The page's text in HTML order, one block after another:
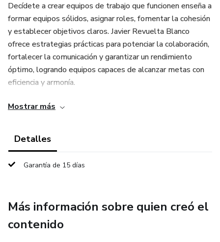
Decídete a crear equipos de trabajo que funcionen enseña a
formar equipos sólidos, asignar roles, fomentar la cohesión
y establecer objetivos claros. Javier Revuelta Blanco
ofrece estrategias prácticas para potenciar la colaboración,
fortalecer la comunicación y garantizar un rendimiento
óptimo, logrando equipos capaces de alcanzar metas con
eficiencia y armonía.
DESCRIPCIÓN: Idioma: Español; N.º de páginas: 39
equipo; 2.1. Ocho fases en la creación de equipos; 3. Nueve
colectiva; 3.2. Cohesión; 3.3. Asignación de roles, estatus,
Factores ambientales; 4. Resumen de enseñanzas; 5.
Glosario; Notas finales.
Mostrar más
Detalles
Garantía de 15 días
Más información sobre quien creó el
contenido